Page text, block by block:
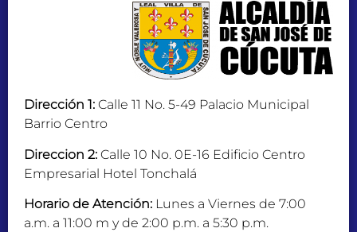
Dirección 1: Calle 11 No. 5-49 Palacio Municipal
Barrio Centro
Direccion 2: Calle 10 No. 0E-16 Edificio Centro
Empresarial Hotel Tonchalá
Horario de Atención: Lunes a Viernes de 7:00
a.m. a 11:00 m y de 2:00 p.m. a 5:30 p.m.